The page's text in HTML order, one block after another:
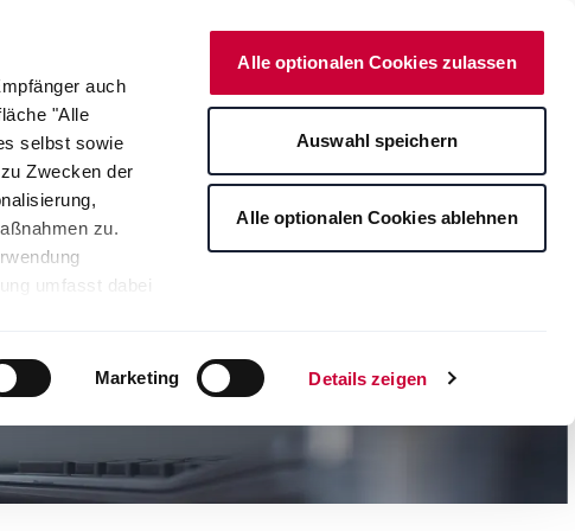
auch
"Alle
selbst sowie
Zwecken der
zu.
umfasst dabei
Ihrer
den
Je nach den
Marketing Details zeigen
Alle optionalen Cookies zulassen
Auswahl speichern
Alle optionalen Cookies ablehnen